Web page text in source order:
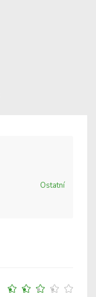
Ostatní